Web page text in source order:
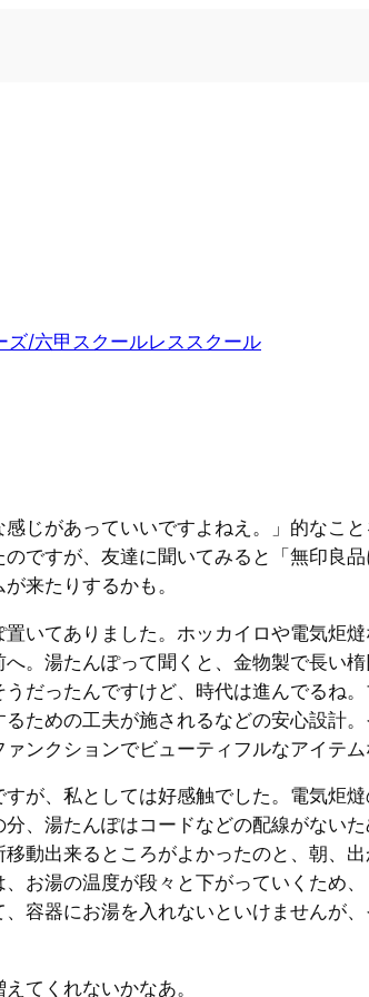
ズ/六甲スクールレススクール
じがあっていいですよねえ。」的なこ
ですが、友達に聞いてみると「無印良
来たりするかも。
いてありました。ホッカイロや電気炬
。湯たんぽって聞くと、金物製で長い
だったんですけど、時代は進んでるね
ための工夫が施されるなどの安心設計
ンクションでビューティフルなアイテム
が、私としては好感触でした。電気炬
、湯たんぽはコードなどの配線がない
動出来るところがよかったのと、朝、
お湯の温度が段々と下がっていくため
容器にお湯を入れないといけませんが
てくれないかなあ。